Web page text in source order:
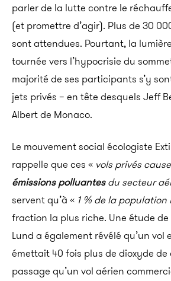
parler de la lutte contre le
(et promettre d’agir). Plus de 30
sont attendues. Pourtant, la
tournée vers l’hypocrisie du
majorité de ses participants s’y
jets privés – en tête desquels Jeff
Albert de Monaco.
Le mouvement social écologiste
rappelle que ces « vols privés
émissions polluantesdu secteur
servent qu’à « 1 % de la
fraction la plus riche. Une étude de
Lund a également révélé qu’un vol
émettait 40 fois plus de dioxyde
passage qu’un vol aérien